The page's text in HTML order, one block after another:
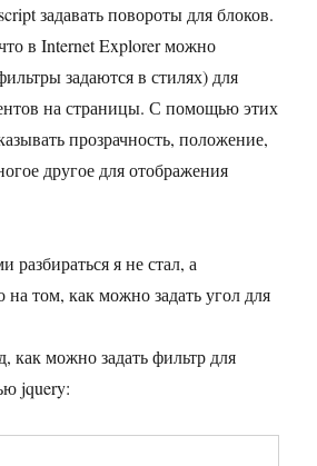
задавать повороты для блоков.
в Internet Explorer можно
задаются в стилях) для
на страницы. С помощью этих
прозрачность, положение,
другое для отображения
разбираться я не стал, а
на том, как можно задать угол для
как можно задать фильтр для
jquery: